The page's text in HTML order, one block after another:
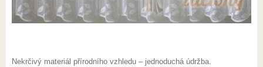
Nekrčivý materiál přírodního vzhledu – jednoduchá údržba.